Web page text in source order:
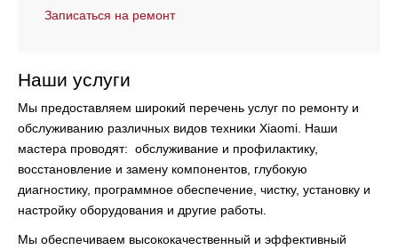
Записаться на ремонт
Наши услуги
Мы предоставляем широкий перечень услуг по ремонту и
обслуживанию различных видов техники Xiaomi. Наши
мастера проводят: обслуживание и профилактику,
восстановление и замену компонентов, глубокую
диагностику, программное обеспечение, чистку, установку и
настройку оборудования и другие работы.
Мы обеспечиваем высококачественный и эффективный